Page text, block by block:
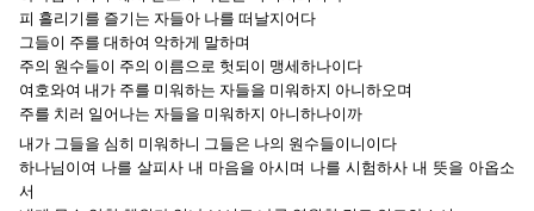
피 흘리기를 즐기는 자들아 나를 떠날지어다
그들이 주를 대하여 악하게 말하며
주의 원수들이 주의 이름으로 헛되이 맹세하나이다
여호와여 내가 주를 미워하는 자들을 미워하지 아니하오며
주를 치러 일어나는 자들을 미워하지 아니하나이까
내가 그들을 심히 미워하니 그들은 나의 원수들이니이다
하나님이여 나를 살피사 내 마음을 아시며 나를 시험하사 내 뜻을 아옵소
서